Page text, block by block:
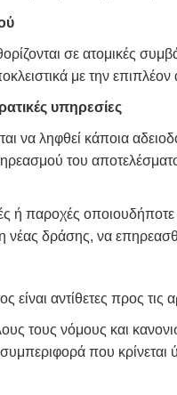
σε ατομικές
με την
υπηρεσίες
να ληφθεί κάποια
του
ή παροχές
νέας δράσης, να
είναι αντίθετες προς τις
τους νόμους και
που κρίνεται